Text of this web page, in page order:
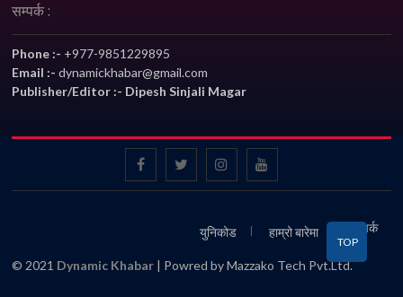
सम्पर्क :
Phone :- +977-9851229895
Email :-dynamickhabar@gmail.com
Publisher/Editor :- Dipesh Sinjali Magar
युनिकोड हाम्रो बारेमा सम्पर्क
© 2021 Dynamic Khabar | Powred by Mazzako Tech Pvt.Ltd.
TOP